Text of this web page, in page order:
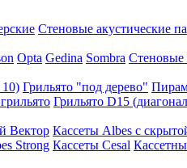
Стеновые акустические
Opta Gedina Sombra Стеновые
10) Грильято "под дерево"
Грильято D15
Вектор Кассеты Albes с
Strong Кассеты Cesal